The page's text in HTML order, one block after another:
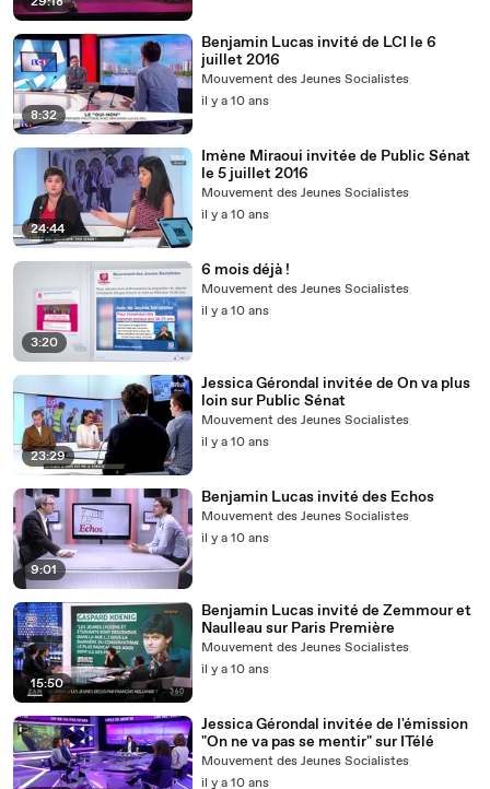
8:32
Benjamin Lucas invité de LCI le 6
juillet 2016
Mouvement des Jeunes Socialistes
il y a 10 ans
24:44
Imène Miraoui invitée de Public Sénat
le 5 juillet 2016
Mouvement des Jeunes Socialistes
il y a 10 ans
3:20
6 mois déjà !
Mouvement des Jeunes Socialistes
il y a 10 ans
23:29
Jessica Gérondal invitée de On va plus
loin sur Public Sénat
Mouvement des Jeunes Socialistes
il y a 10 ans
9:01
Benjamin Lucas invité des Echos
Mouvement des Jeunes Socialistes
il y a 10 ans
15:50
Benjamin Lucas invité de Zemmour et
Naulleau sur Paris Première
Mouvement des Jeunes Socialistes
il y a 10 ans
Jessica Gérondal invitée de l'émission
"On ne va pas se mentir" sur ITélé
Mouvement des Jeunes Socialistes
il y a 10 ans